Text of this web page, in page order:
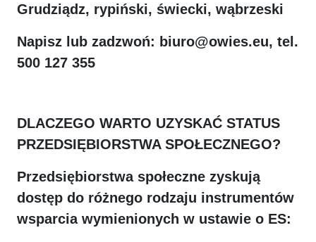
Grudziądz, rypiński, świecki, wąbrzeski
Napisz lub zadzwoń: biuro@owies.eu, tel.
500 127 355
DLACZEGO WARTO UZYSKAĆ STATUS
PRZEDSIĘBIORSTWA SPOŁECZNEGO?
Przedsiębiorstwa społeczne zyskują
dostęp do różnego rodzaju instrumentów
wsparcia wymienionych w ustawie o ES: